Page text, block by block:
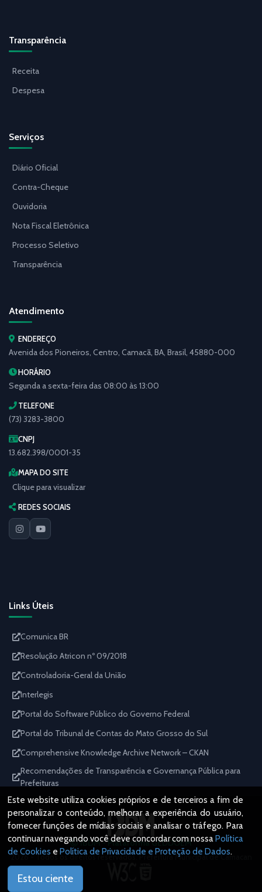
Transparência
Receita
Despesa
Serviços
Diário Oficial
Contra-Cheque
Ouvidoria
Nota Fiscal Eletrônica
Processo Seletivo
Transparência
Atendimento
ENDEREÇO
Avenida dos Pioneiros, Centro, Camacã, BA, Brasil, 45880-000
HORÁRIO
Segunda a sexta-feira das 08:00 às 13:00
TELEFONE
(73) 3283-3800
CNPJ
13.682.398/0001-35
MAPA DO SITE
Clique para visualizar
REDES SOCIAIS
Links Úteis
Comunica BR
Resolução Atricon nº 09/2018
Controladoria-Geral da União
Interlegis
Portal do Software Público do Governo Federal
Portal do Tribunal de Contas do Mato Grosso do Sul
Comprehensive Knowledge Archive Network – CKAN
Recomendações de Transparência e Governança Pública para
Prefeituras
IBDM - Plataforma GEDDOEM
2026 - Todos os direitos reservados. Prefeitura Municipal de Camacan
Este website utiliza cookies próprios e de terceiros a fim de
personalizar o conteúdo, melhorar a experiência do usuário,
fornecer funções de mídias sociais e analisar o tráfego. Para
continuar navegando você deve concordar com nossaPolítica
de Cookies e Política de Privacidade e Proteção de Dados.
Estou ciente